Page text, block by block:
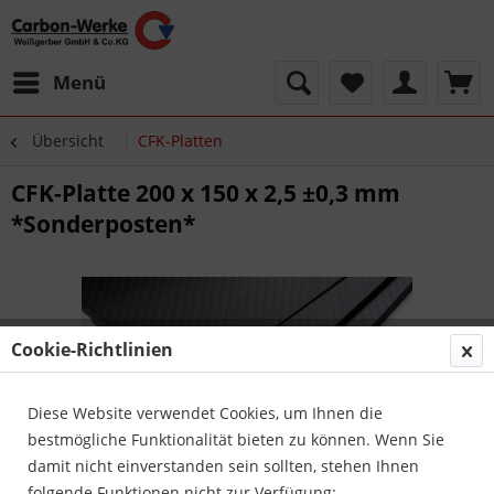
Menü
Übersicht CFK-Platten
CFK-Platte 200 x 150 x 2,5 ±0,3 mm
*Sonderposten*
Cookie-Richtlinien
Diese Website verwendet Cookies, um Ihnen die
bestmögliche Funktionalität bieten zu können. Wenn Sie
damit nicht einverstanden sein sollten, stehen Ihnen